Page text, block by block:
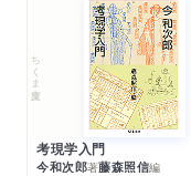
ちくま文庫
考現学入門
今和次郎著藤森照信編